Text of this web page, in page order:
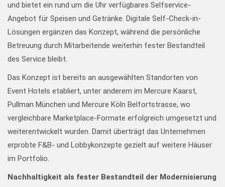
und bietet ein rund um die Uhr verfügbares Selfservice-
Angebot für Speisen und Getränke. Digitale Self-Check-in-
Lösungen ergänzen das Konzept, während die persönliche
Betreuung durch Mitarbeitende weiterhin fester Bestandteil
des Service bleibt.
Das Konzept ist bereits an ausgewählten Standorten von
Event Hotels etabliert, unter anderem im Mercure Kaarst,
Pullman München und Mercure Köln Belfortstrasse, wo
vergleichbare Marketplace-Formate erfolgreich umgesetzt und
weiterentwickelt wurden. Damit überträgt das Unternehmen
erprobte F&B- und Lobbykonzepte gezielt auf weitere Häuser
im Portfolio.
Nachhaltigkeit als fester Bestandteil der Modernisierung